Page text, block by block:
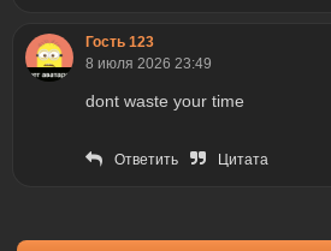
Гость 123
8 июля 2026 23:49
dont waste your time
Ответить Цитата